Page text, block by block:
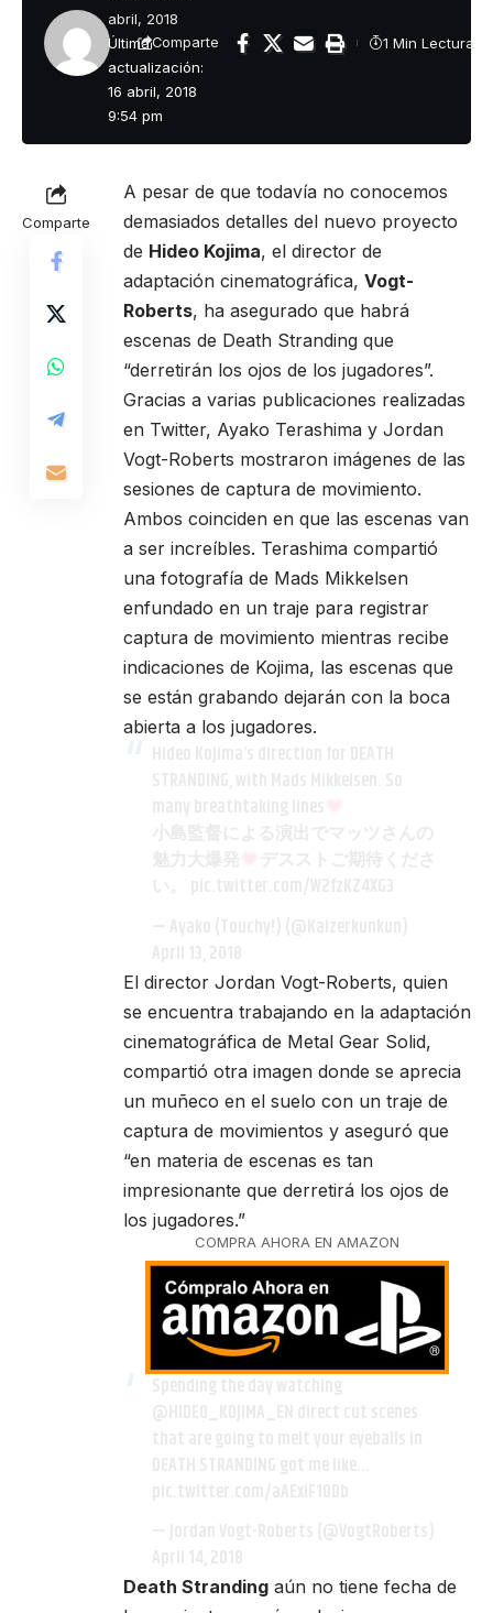
Última
actualización:
16 abril, 2018
9:54 pm
abril, 2018
Comparte 1 Min Lectura
Comparte
A pesar de que todavía no conocemos
demasiados detalles del nuevo proyecto
de Hideo Kojima, el director de
adaptación cinematográfica, Vogt-
Roberts, ha asegurado que habrá
escenas de Death Stranding que
“derretirán los ojos de los jugadores”.
Gracias a varias publicaciones realizadas
en Twitter, Ayako Terashima y Jordan
Vogt-Roberts mostraron imágenes de las
sesiones de captura de movimiento.
Ambos coinciden en que las escenas van
a ser increíbles. Terashima compartió
una fotografía de Mads Mikkelsen
enfundado en un traje para registrar
captura de movimiento mientras recibe
indicaciones de Kojima, las escenas que
se están grabando dejarán con la boca
abierta a los jugadores.
El director Jordan Vogt-Roberts, quien
se encuentra trabajando en la adaptación
cinematográfica de Metal Gear Solid,
compartió otra imagen donde se aprecia
un muñeco en el suelo con un traje de
captura de movimientos y aseguró que
“en materia de escenas es tan
impresionante que derretirá los ojos de
los jugadores.”
COMPRA AHORA EN AMAZON
Death Stranding aún no tiene fecha de